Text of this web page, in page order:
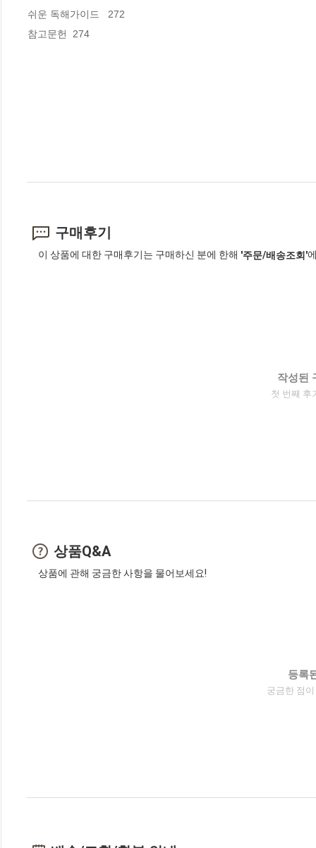
쉬운 독해가이드   272
참고문헌  274
구매후기
이 상품에 대한 구매후기는 구매하신 분에 한해 '주문/배송조회'
작성된
첫 번째 후
상품Q&A
상품에 관해 궁금한 사항을 물어보세요!
등록
궁금한 점